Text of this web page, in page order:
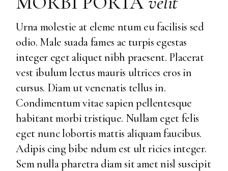
Urna molestie at eleme ntum eu facilisis sed
odio. Male suada fames ac turpis egestas
integer eget aliquet nibh praesent. Placerat
vest ibulum lectus mauris ultrices eros in
cursus. Diam ut venenatis tellus in.
Condimentum vitae sapien pellentesque
habitant morbi tristique. Nullam eget felis
eget nunc lobortis mattis aliquam faucibus.
Adipis cing bibe ndum est ult ricies integer.
Sem nulla pharetra diam sit amet nisl suscipit